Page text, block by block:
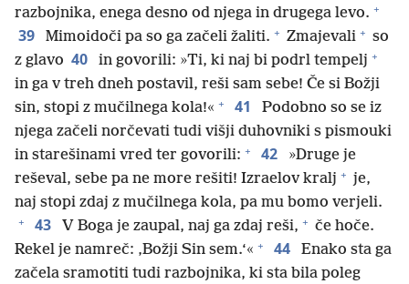
razbojnika, enega desno od njega in drugega levo. +
39 Mimoidoči pa so ga začeli žaliti. + Zmajevali + so
z glavo 40 in govorili: »Ti, ki naj bi podrl tempelj +
in ga v treh dneh postavil, reši sam sebe! Če si Božji
sin, stopi z mučilnega kola!« + 41
Podobno so se iz
njega začeli norčevati tudi višji duhovniki s pismouki
in starešinami vred ter govorili: + 42
»Druge je
reševal, sebe pa ne more rešiti! Izraelov kralj + je,
naj stopi zdaj z mučilnega kola, pa mu bomo verjeli.
+ 43 V Boga je zaupal, naj ga zdaj reši, + če hoče.
Rekel je namreč: ‚Božji Sin sem.‘« + 44
Enako sta ga
začela sramotiti tudi razbojnika, ki sta bila poleg